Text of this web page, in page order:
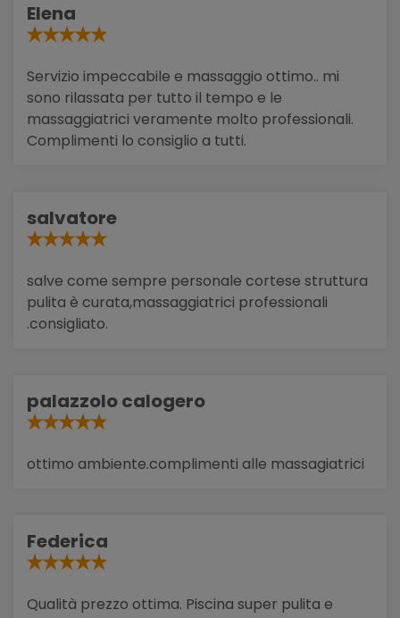
Elena
Servizio impeccabile e massaggio ottimo.. mi
sono rilassata per tutto il tempo e le
massaggiatrici veramente molto professionali.
Complimenti lo consiglio a tutti.
salvatore
salve come sempre personale cortese struttura
pulita è curata,massaggiatrici professionali
.consigliato.
palazzolo calogero
ottimo ambiente.complimenti alle massagiatrici
Federica
Qualità prezzo ottima. Piscina super pulita e